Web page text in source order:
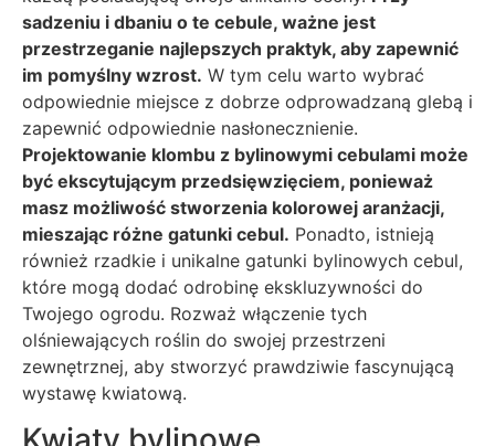
sadzeniu i dbaniu o te cebule, ważne jest
przestrzeganie najlepszych praktyk, aby zapewnić
im pomyślny wzrost. W tym celu warto wybrać
odpowiednie miejsce z dobrze odprowadzaną glebą i
zapewnić odpowiednie nasłonecznienie.
Projektowanie klombu z bylinowymi cebulami może
być ekscytującym przedsięwzięciem, ponieważ
masz możliwość stworzenia kolorowej aranżacji,
mieszając różne gatunki cebul. Ponadto, istnieją
również rzadkie i unikalne gatunki bylinowych cebul,
które mogą dodać odrobinę ekskluzywności do
Twojego ogrodu. Rozważ włączenie tych
olśniewających roślin do swojej przestrzeni
zewnętrznej, aby stworzyć prawdziwie fascynującą
wystawę kwiatową.